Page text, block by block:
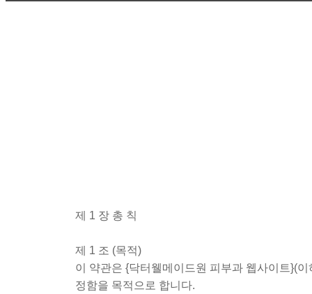
제 1 장 총 칙
제 1 조 (목적)
이 약관은 {닥터웰메이드원 피부과 웹사이트}(
정함을 목적으로 합니다.